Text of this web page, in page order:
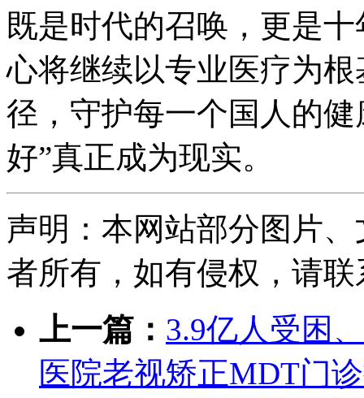
既是时代的召唤，更是
心将继续以专业医疗为
径，守护每一个国人的
好”真正成为现实。
声明：本网站部分图片
者所有，如有侵权，请联
上一篇： 3.9亿人受困
医院老视矫正MDT门